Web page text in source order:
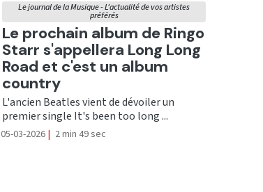
Ecouter
Le prochain album de Ringo
Starr s'appellera Long Long
Road et c'est un album
country
Le journal de la Musique - L'actualité de vos artistes
préférés
L'ancien Beatles vient de dévoiler un
premier single It's been too long ...
05-03-2026 | 2 min 49 sec